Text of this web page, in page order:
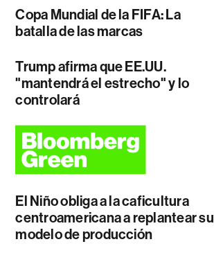
Copa Mundial de la FIFA: La
batalla de las marcas
Trump afirma que EE.UU.
"mantendrá el estrecho" y lo
controlará
El Niño obliga a la caficultura
centroamericana a replantear su
modelo de producción